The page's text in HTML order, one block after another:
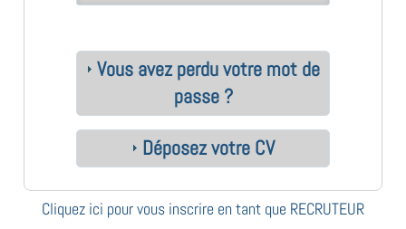
Vous avez perdu votre mot de
passe ?
Déposez votre CV
Cliquez ici pour vous inscrire en tant que RECRUTEUR